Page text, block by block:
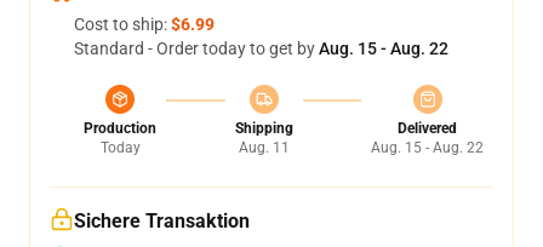
Cost to ship:$6.99
Standard - Order today to get byAug. 15 - Aug. 22
Production
Today
Shipping
Aug. 11
Delivered
Aug. 15 - Aug. 22
Sichere Transaktion